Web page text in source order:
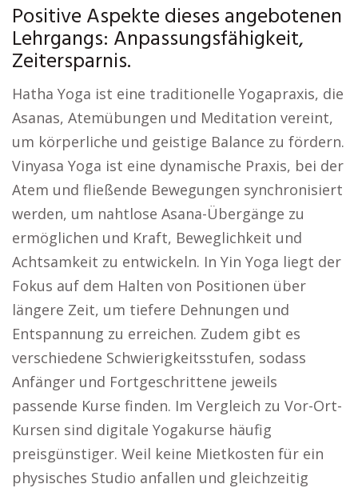
Positive Aspekte dieses angebotenen
Lehrgangs: Anpassungsfähigkeit,
Zeitersparnis.
Hatha Yoga ist eine traditionelle Yogapraxis, die
Asanas, Atemübungen und Meditation vereint,
um körperliche und geistige Balance zu fördern.
Vinyasa Yoga ist eine dynamische Praxis, bei der
Atem und fließende Bewegungen synchronisiert
werden, um nahtlose Asana-Übergänge zu
ermöglichen und Kraft, Beweglichkeit und
Achtsamkeit zu entwickeln. In Yin Yoga liegt der
Fokus auf dem Halten von Positionen über
längere Zeit, um tiefere Dehnungen und
Entspannung zu erreichen. Zudem gibt es
verschiedene Schwierigkeitsstufen, sodass
Anfänger und Fortgeschrittene jeweils
passende Kurse finden. Im Vergleich zu Vor-Ort-
Kursen sind digitale Yogakurse häufig
preisgünstiger. Weil keine Mietkosten für ein
physisches Studio anfallen und gleichzeitig